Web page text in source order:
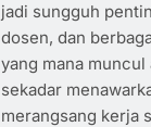
jadi sungguh
dosen, dan
yang mana
sekadar
merangsang kerja